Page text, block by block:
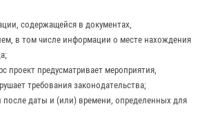
содержащейся в документах,
в том числе информации о месте нахождения
проект предусматривает мероприятия,
требования законодательства;
после даты и (или) времени, определенных для